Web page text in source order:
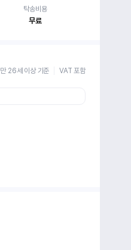
탁송비용
무료
만 26세 이상 기준 VAT 포함